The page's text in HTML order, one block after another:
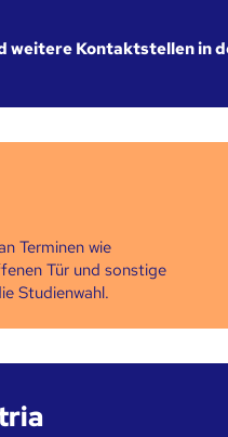
weitere Kontaktstellen in
Terminen wie
Tür und sonstige
Studienwahl.